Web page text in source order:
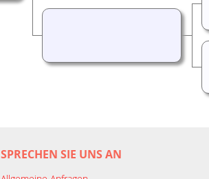
SPRECHEN SIE UNS AN